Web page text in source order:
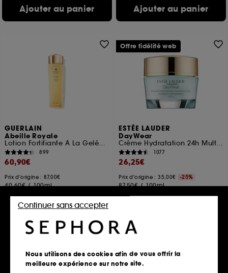
Ajouter au panier Ajouter au panier
GUERLAIN
Abeille Royale
Lotion Fortifiante À La Gelée Royale
899
60,90€
Prix d'origine : 87,00€
40,60€ /100ml
Ajouter au panier
ESTÉE LAUDER
DayWear
Crème Hydratation 24h Multi-Protection SPF 15
1077
26,25€
Prix d'origine : 35,00€ -25%
87,50€ /100ml
Offre fidélité web
Nous utilisons des cookies afin de vous offrir la
meilleure expérience sur notre site.
Continuer sans accepter